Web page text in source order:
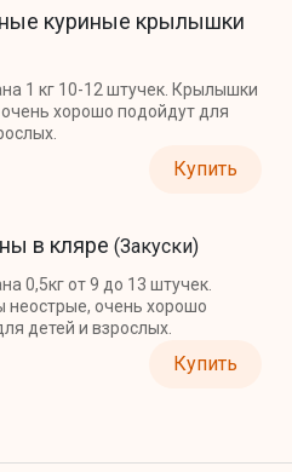
куриные крылышки
1 кг 10-12 штучек. Крылышки
хорошо подойдут для
Купить
в кляре (Закуски)
0,5кг от 9 до 13 штучек.
неострые, очень хорошо
детей и взрослых.
Купить